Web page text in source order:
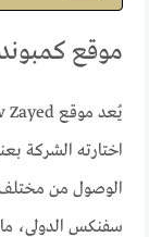
موقع
اختارته الشركة
الوصول من مختلف
سفنكس الدولي، ما